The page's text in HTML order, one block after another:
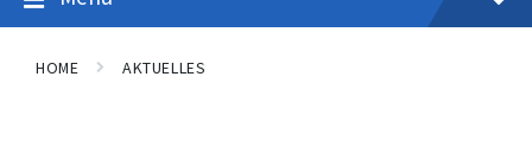
HOME AKTUELLES